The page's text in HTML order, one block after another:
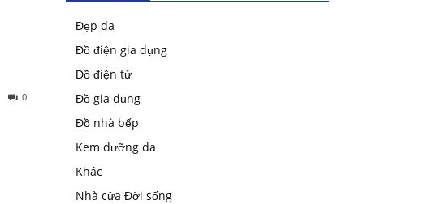
0
Đẹp da
Đồ điện gia dụng
Đồ điện tử
Đồ gia dụng
Đồ nhà bếp
Kem dưỡng da
Khác
Nhà cửa Đời sống